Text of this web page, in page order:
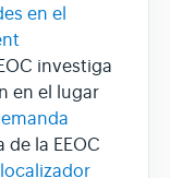
en el
investiga
en el lugar
la EEOC